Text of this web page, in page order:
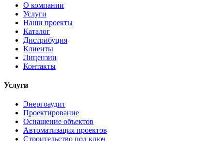
О компании
Услуги
Наши проекты
Каталог
Дистрибуция
Клиенты
Лицензии
Контакты
Услуги
Энергоаудит
Проектирование
Оснащение объектов
Автоматизация проектов
Строительство под ключ